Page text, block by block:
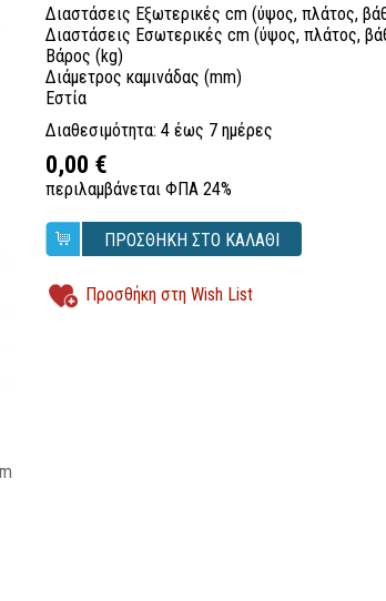
Διαστάσεις Εξωτερικές cm (ύψος, πλάτος,
Διαστάσεις Εσωτερικές cm (ύψος, πλάτος,
Βάρος (kg)
Διάμετρος καμινάδας (mm)
Εστία
Διαθεσιμότητα: 4 έως 7 ημέρες
0,00 €
περιλαμβάνεται ΦΠΑ 24%
ΠΡΟΣΘΗΚΗ ΣΤΟ ΚΑΛΑΘΙ
Προσθήκη στη Wish List